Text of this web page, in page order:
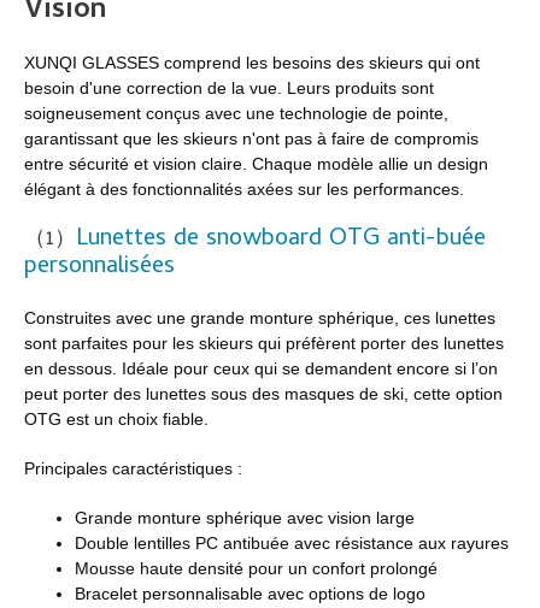
Vision
XUNQI GLASSES comprend les besoins des skieurs qui ont
besoin d'une correction de la vue. Leurs produits sont
soigneusement conçus avec une technologie de pointe,
garantissant que les skieurs n'ont pas à faire de compromis
entre sécurité et vision claire. Chaque modèle allie un design
élégant à des fonctionnalités axées sur les performances.
（1） Lunettes de snowboard OTG anti-buée
personnalisées
Construites avec une grande monture sphérique, ces lunettes
sont parfaites pour les skieurs qui préfèrent porter des lunettes
en dessous. Idéale pour ceux qui se demandent encore si l’on
peut porter des lunettes sous des masques de ski, cette option
OTG est un choix fiable.
Principales caractéristiques :
Grande monture sphérique avec vision large
Double lentilles PC antibuée avec résistance aux rayures
Mousse haute densité pour un confort prolongé
Bracelet personnalisable avec options de logo